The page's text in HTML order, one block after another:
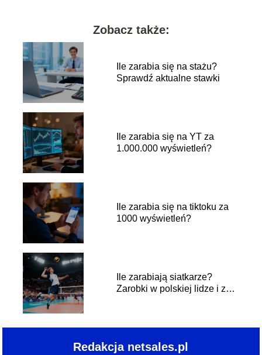
Zobacz także:
Ile zarabia się na stażu?
Sprawdź aktualne stawki
Ile zarabia się na YT za
1.000.000 wyświetleń?
Ile zarabia się na tiktoku za
1000 wyświetleń?
Ile zarabiają siatkarze?
Zarobki w polskiej lidze i za
Redakcja netsales.pl